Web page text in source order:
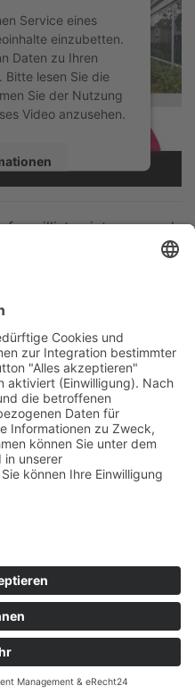
Service eines
einzubetten.
Daten zu Ihren
Bitte lesen Sie die
Sie der Nutzung
Video anzusehen.
eintragen und
bleiben.
Fachkräften